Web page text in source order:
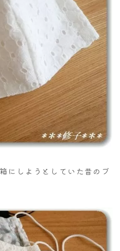
にしようとしていた昔のブ